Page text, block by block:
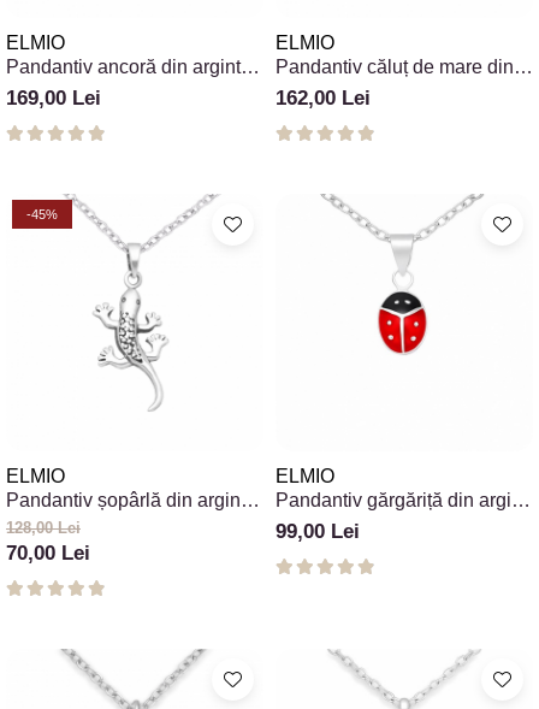
ELMIO
Pandantiv ancoră din argint
925
169,00 Lei
ELMIO
Pandantiv căluț de mare din
argint 925
162,00 Lei
-45%
ELMIO
Pandantiv șopârlă din argint
925
128,00 Lei
70,00 Lei
ELMIO
Pandantiv gărgăriță din argint
925 cu email colorat
99,00 Lei